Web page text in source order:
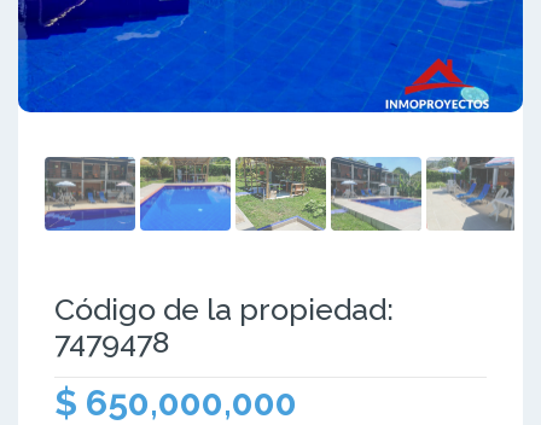
Código de la propiedad:
7479478
$ 650,000,000